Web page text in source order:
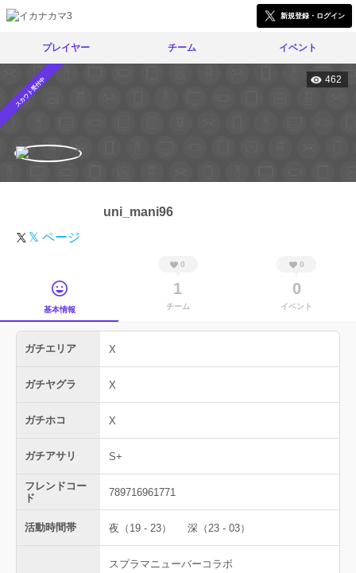
新規登録・ログイン
プレイヤー チーム イベント
スカウト受付中 462
uni_mani96
𝕏 ページ
基本情報
0
1
チーム
0
0
イベント
ガチエリア X
ガチヤグラ X
ガチホコ X
ガチアサリ S+
フレンドコー
ド
789716961771
活動時間帯 夜（19 - 23） 深（23 - 03）
スプラマニューバーコラボ